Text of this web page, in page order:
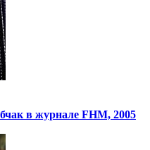
в журнале FHM, 2005